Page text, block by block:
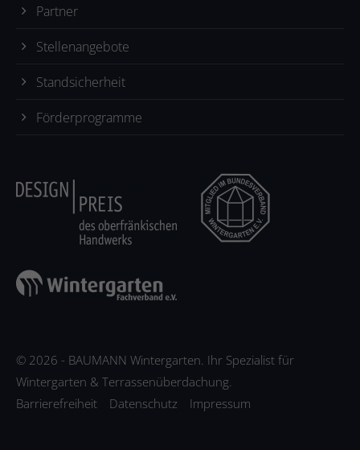
Partner
Stellenangebote
Standsicherheit
Förderprogramme
© 2026 - BAUMANN Wintergarten. Ihr Spezialist für
Wintergarten & Terrassenüberdachung.
Barrierefreiheit
Datenschutz Impressum